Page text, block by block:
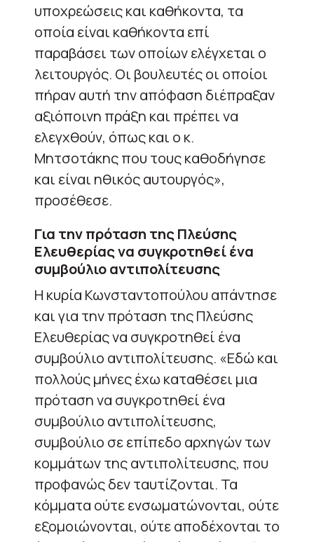
υποχρεώσεις και καθήκοντα, τα
οποία είναι καθήκοντα επί
παραβάσει των οποίων ελέγχεται ο
λειτουργός. Οι βουλευτές οι οποίοι
πήραν αυτή την απόφαση διέπραξαν
αξιόποινη πράξη και πρέπει να
ελεγχθούν, όπως και ο κ.
Μητσοτάκης που τους καθοδήγησε
και είναι ηθικός αυτουργός»,
προσέθεσε.
Για την πρόταση της Πλεύσης
Ελευθερίας να συγκροτηθεί ένα
συμβούλιο αντιπολίτευσης
Η κυρία Κωνσταντοπούλου απάντησε
και για την πρόταση της Πλεύσης
Ελευθερίας να συγκροτηθεί ένα
συμβούλιο αντιπολίτευσης. «Εδώ και
πολλούς μήνες έχω καταθέσει μια
πρόταση να συγκροτηθεί ένα
συμβούλιο αντιπολίτευσης,
συμβούλιο σε επίπεδο αρχηγών των
κομμάτων της αντιπολίτευσης, που
προφανώς δεν ταυτίζονται. Τα
κόμματα ούτε ενσωματώνονται, ούτε
εξομοιώνονται, ούτε αποδέχονται το